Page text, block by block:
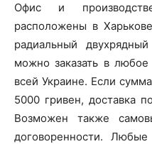
Офис и
расположены в
радиальный
можно заказать в
всей Украине. Если
5000 гривен, доставка
Возможен также
договоренности.